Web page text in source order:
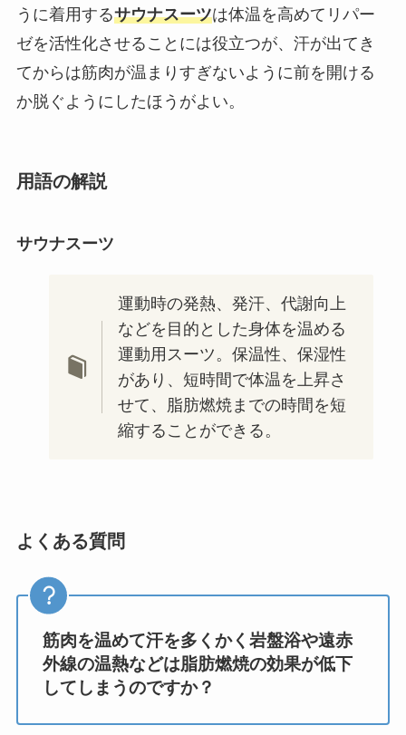
うに着用するサウナスーツは体温を高めてリパー
ゼを活性化させることには役立つが、汗が出てき
てからは筋肉が温まりすぎないように前を開ける
か脱ぐようにしたほうがよい。
用語の解説
サウナスーツ
運動時の発熱、発汗、代謝向上
などを目的とした身体を温める
運動用スーツ。保温性、保湿性
があり、短時間で体温を上昇さ
せて、脂肪燃焼までの時間を短
縮することができる。
よくある質問
筋肉を温めて汗を多くかく岩盤浴や遠赤
外線の温熱などは脂肪燃焼の効果が低下
してしまうのですか？